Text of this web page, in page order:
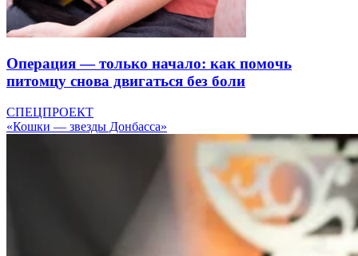
Операция — только начало: как помочь
питомцу снова двигаться без боли
СПЕЦПРОЕКТ
«Кошки — звезды Донбасса»